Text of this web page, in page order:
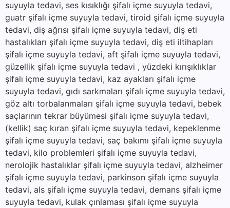
suyuyla tedavi, ses kısıklığı şifalı içme suyuyla tedavi,
guatr şifalı içme suyuyla tedavi, tiroid şifalı içme suyuyla
tedavi, diş ağrısı şifalı içme suyuyla tedavi, diş eti
hastalıkları şifalı içme suyuyla tedavi, diş eti iltihapları
şifalı içme suyuyla tedavi, aft şifalı içme suyuyla tedavi,
güzellik şifalı içme suyuyla tedavi , yüzdeki kırışıklıklar
şifalı içme suyuyla tedavi, kaz ayakları şifalı içme
suyuyla tedavi, gıdı sarkmaları şifalı içme suyuyla tedavi,
göz altı torbalanmaları şifalı içme suyuyla tedavi, bebek
saçlarının tekrar büyümesi şifalı içme suyuyla tedavi,
(kellik) saç kıran şifalı içme suyuyla tedavi, kepeklenme
şifalı içme suyuyla tedavi, saç bakımı şifalı içme suyuyla
tedavi, kilo problemleri şifalı içme suyuyla tedavi,
nerolojik hastalıklar şifalı içme suyuyla tedavi, alzheimer
şifalı içme suyuyla tedavi, parkinson şifalı içme suyuyla
tedavi, als şifalı içme suyuyla tedavi, demans şifalı içme
suyuyla tedavi, kulak çınlaması şifalı içme suyuyla